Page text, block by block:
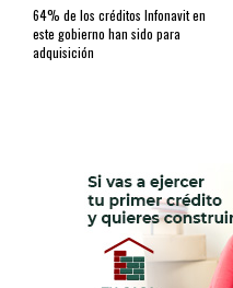
64% de los créditos Infonavit en
este gobierno han sido para
adquisición